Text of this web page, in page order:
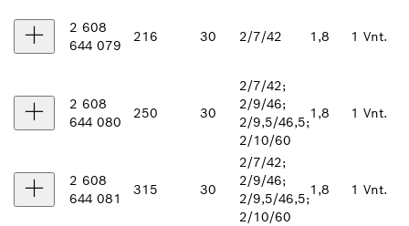
2 608
644 079
216 30 2/7/42 1,8 1 Vnt.
2 608
644 080
250 30
2/7/42;
2/9/46;
2/9,5/46,5;
2/10/60
1,8 1 Vnt.
2 608
644 081
315 30
2/7/42;
2/9/46;
2/9,5/46,5;
2/10/60
1,8 1 Vnt.